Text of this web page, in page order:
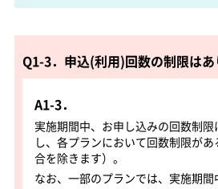
Q1-3．申込(利用)回数の制限はあ
A1-3．
実施期間中、お申し込みの回数制
し、各プランにおいて回数制限が
合を除きます）。
なお、一部のプランでは、実施期